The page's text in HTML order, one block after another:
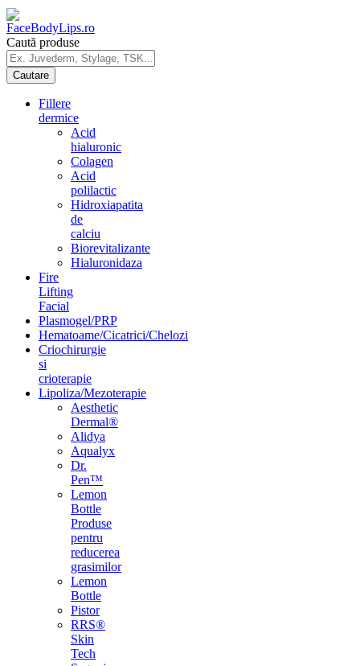
Caută produse
Fillere
dermice
Acid
hialuronic
Colagen
Acid
polilactic
Hidroxiapatita
de
calciu
Biorevitalizante
Hialuronidaza
Fire
Lifting
Facial
Plasmogel/PRP
Hematoame/Cicatrici/Chelozi
Criochirurgie
si
crioterapie
Lipoliza/Mezoterapie
Aesthetic
Dermal®
Alidya
Aqualyx
Dr.
Pen™
Lemon
Bottle
Produse
pentru
reducerea
grasimilor
Lemon
Bottle
Pistor
RRS®
Skin
Tech